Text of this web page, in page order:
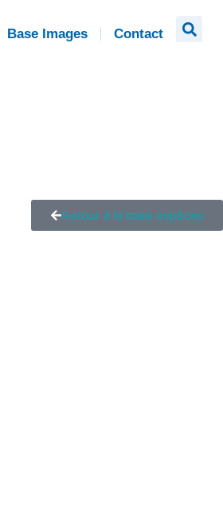
Base Images Contact
Retour à la base espèces